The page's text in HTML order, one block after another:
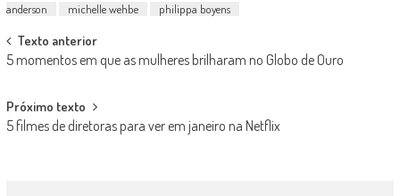
anderson
michelle wehbe philippa boyens
Post
navigation
Texto anterior
5 momentos em que as mulheres brilharam no Globo de Ouro
Próximo texto
5 filmes de diretoras para ver em janeiro na Netflix